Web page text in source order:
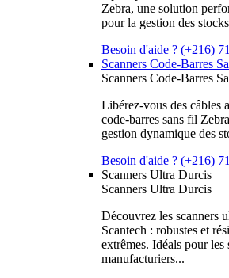
Zebra, une solution
pour la gestion des
Besoin d'aide ? (+216)
Scanners Code-Barres
Scanners Code-Barres
Libérez-vous des câbles
code-barres sans fil
gestion dynamique des
Besoin d'aide ? (+216)
Scanners Ultra Durcis
Scanners Ultra Durcis
Découvrez les scanners
Scantech : robustes et
extrêmes. Idéals pour les
manufacturiers...